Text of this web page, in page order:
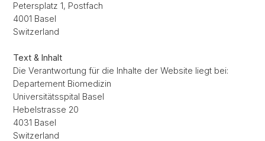
Petersplatz 1, Postfach
4001 Basel
Switzerland
Text & Inhalt
Die Verantwortung für die Inhalte der Website liegt bei:
Departement Biomedizin
Universitätsspital Basel
Hebelstrasse 20
4031 Basel
Switzerland